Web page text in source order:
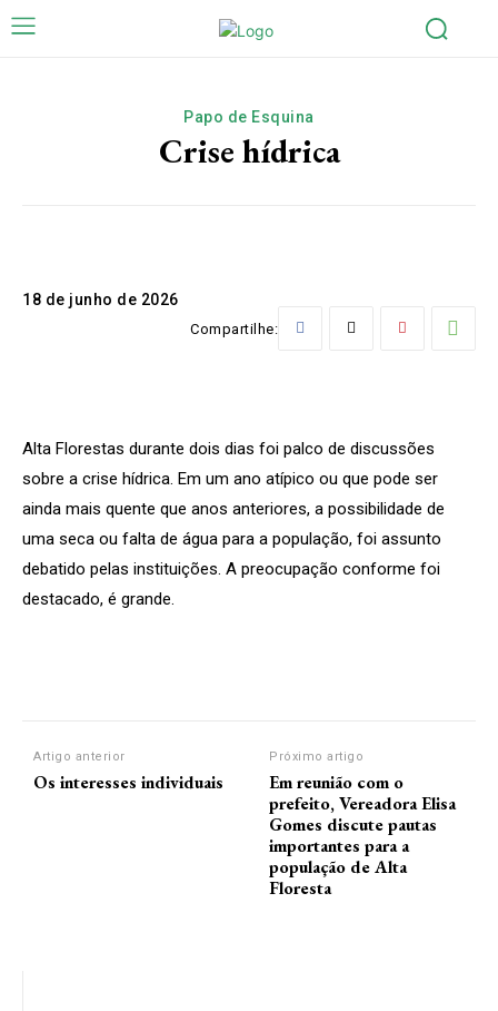
Papo de Esquina
Crise hídrica
18 de junho de 2026
Compartilhe:
Alta Florestas durante dois dias foi palco de discussões
sobre a crise hídrica. Em um ano atípico ou que pode ser
ainda mais quente que anos anteriores, a possibilidade de
uma seca ou falta de água para a população, foi assunto
debatido pelas instituições. A preocupação conforme foi
destacado, é grande.
Artigo anterior
Os interesses individuais
Próximo artigo
Em reunião com o
prefeito, Vereadora Elisa
Gomes discute pautas
importantes para a
população de Alta
Floresta